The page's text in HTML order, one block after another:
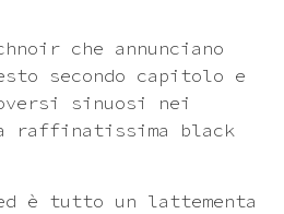
che annunciano
secondo capitolo e
sinuosi nei
black
è tutto un lattementa